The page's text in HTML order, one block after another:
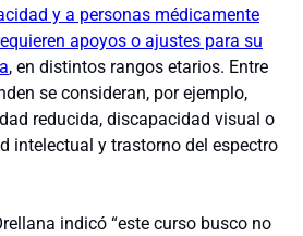
y a personas médicamente
apoyos o ajustes para su
, en distintos rangos etarios. Entre
se consideran, por ejemplo,
reducida, discapacidad visual o
intelectual y trastorno del espectro
indicó “este curso busco no